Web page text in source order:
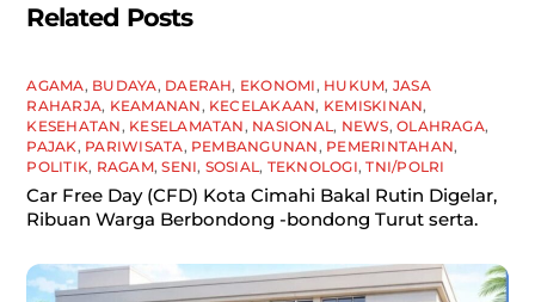
Related Posts
AGAMA, BUDAYA, DAERAH, EKONOMI, HUKUM, JASA
RAHARJA, KEAMANAN, KECELAKAAN, KEMISKINAN,
KESEHATAN, KESELAMATAN, NASIONAL, NEWS,OLAHRAGA,
PAJAK, PARIWISATA, PEMBANGUNAN, PEMERINTAHAN,
POLITIK, RAGAM,SENI, SOSIAL, TEKNOLOGI,TNI/POLRI
Car Free Day (CFD) Kota Cimahi Bakal Rutin Digelar,
Ribuan Warga Berbondong -bondong Turut serta.